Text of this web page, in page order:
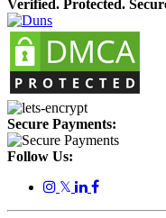
Verified. Protected.
Secure Payments:
Follow Us:
𝕏